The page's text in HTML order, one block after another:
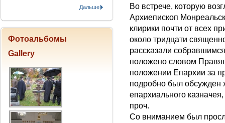
Во встрече, которую
Архиепископ
клирики почти от всех
около тридцати
рассказали
положено словом
положении Епархии за
подробно был обсужден
епархиального
проч.
Со вниманием был
Дальше
Фотоальбомы
Gallery